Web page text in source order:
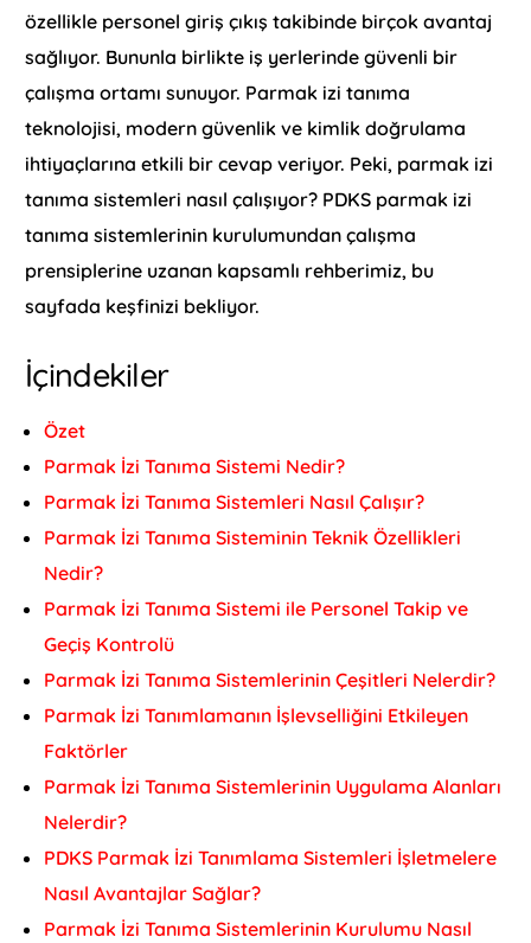
özellikle personel giriş çıkış takibinde birçok avantaj
sağlıyor. Bununla birlikte iş yerlerinde güvenli bir
çalışma ortamı sunuyor. Parmak izi tanıma
teknolojisi, modern güvenlik ve kimlik doğrulama
ihtiyaçlarına etkili bir cevap veriyor. Peki, parmak izi
tanıma sistemleri nasıl çalışıyor? PDKS parmak izi
tanıma sistemlerinin kurulumundan çalışma
prensiplerine uzanan kapsamlı rehberimiz, bu
sayfada keşfinizi bekliyor.
İçindekiler
Özet
Parmak İzi Tanıma Sistemi Nedir?
Parmak İzi Tanıma Sistemleri Nasıl Çalışır?
Parmak İzi Tanıma Sisteminin Teknik Özellikleri
Nedir?
Parmak İzi Tanıma Sistemi ile Personel Takip ve
Geçiş Kontrolü
Parmak İzi Tanıma Sistemlerinin Çeşitleri Nelerdir?
Parmak İzi Tanımlamanın İşlevselliğini Etkileyen
Faktörler
Parmak İzi Tanıma Sistemlerinin Uygulama Alanları
Nelerdir?
PDKS Parmak İzi Tanımlama Sistemleri İşletmelere
Nasıl Avantajlar Sağlar?
Parmak İzi Tanıma Sistemlerinin Kurulumu Nasıl